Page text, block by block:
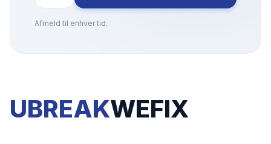
Afmeld til enhver tid.
UBREAKWEFIX